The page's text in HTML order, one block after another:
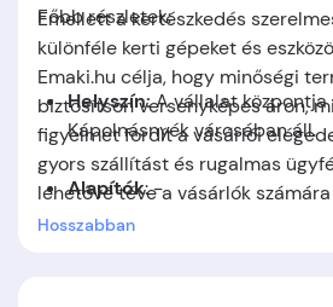
Emellett a kertészkedés
különféle kerti gépeket és
Emaki.hu célja, hogy minőségi
biztosítson versenyképes áron,
figyelmet fordít a vásárlói
gyors szállítást és rugalmas
lehetővé téve a vásárlók
biztonságos vásárlási élményt.
Főbb részletek:
Helyszín:A vállalat központja
Kápolnásnyékvárosában áll.
Alapítók: -
Hosszabban